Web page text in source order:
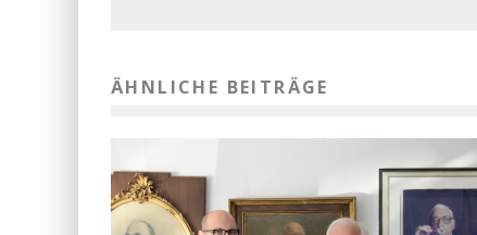
ÄHNLICHE BEITRÄGE